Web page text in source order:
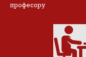
професору